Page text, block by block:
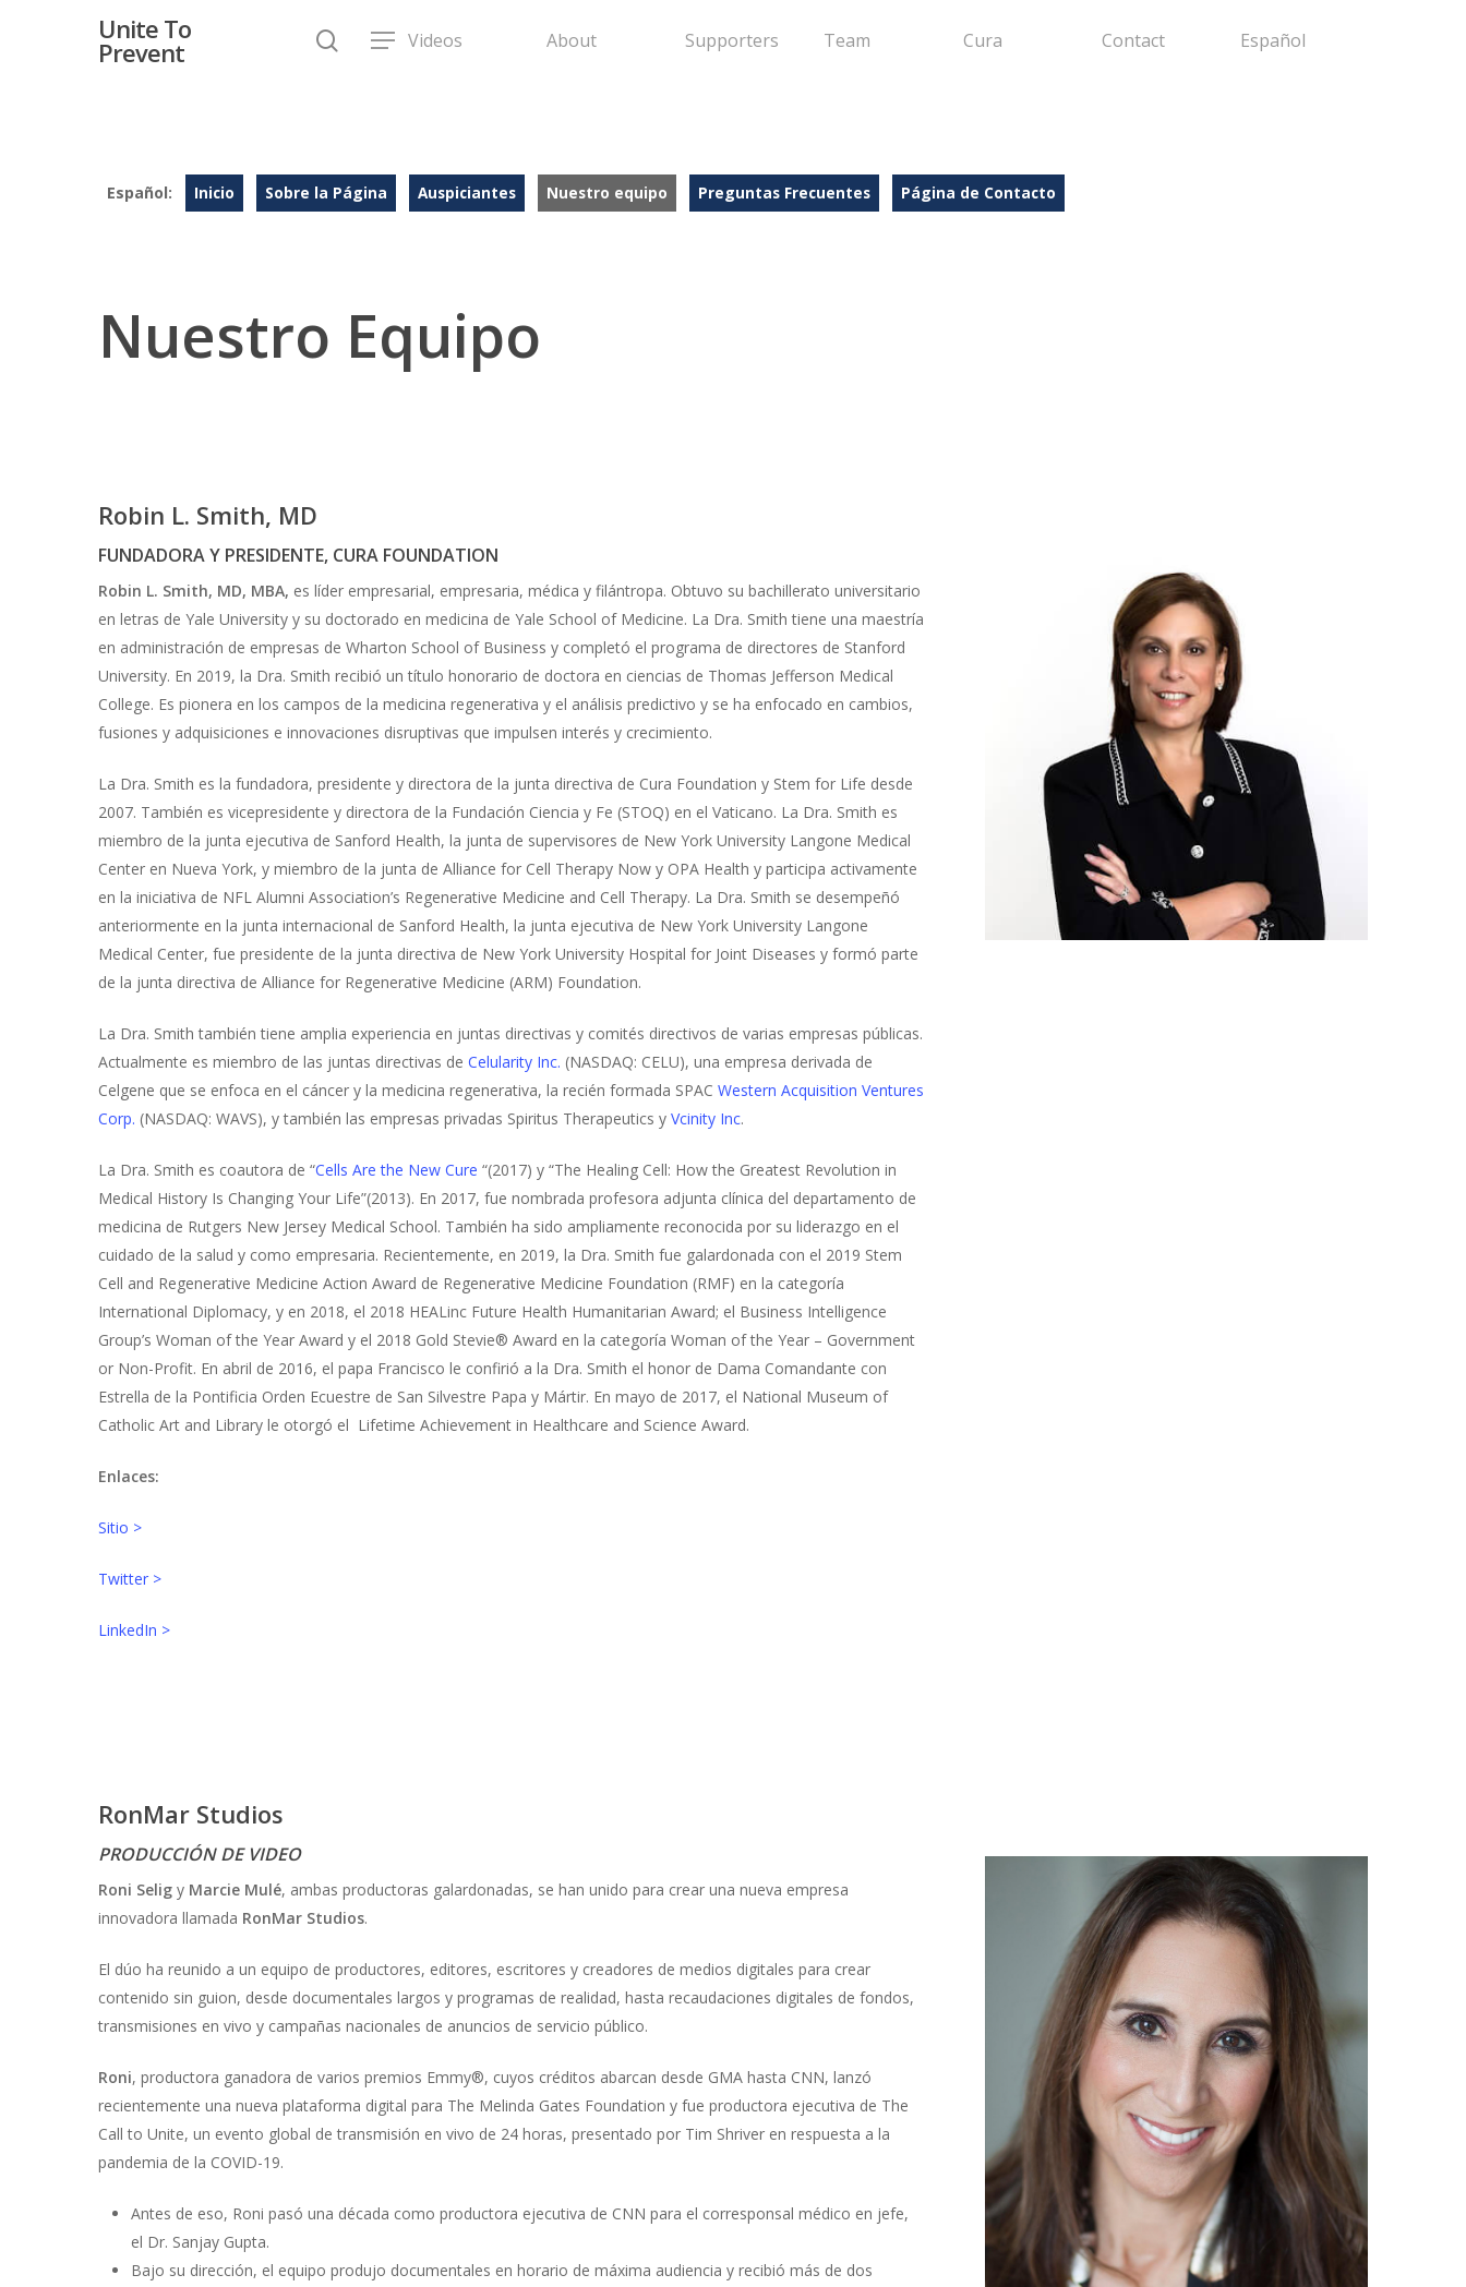
Hit enter to search or ESC to close
Unite To
Prevent Videos About Supporters Team Cura Contact Español
Español: Inicio Sobre la Página Auspiciantes Nuestro equipo Preguntas Frecuentes Página de Contacto
Nuestro Equipo
Robin L. Smith, MD
FUNDADORA Y PRESIDENTE, CURA FOUNDATION
Robin L. Smith, MD, MBA, es líder empresarial, empresaria, médica y filántropa. Obtuvo su bachillerato universitario
en letras de Yale University y su doctorado en medicina de Yale School of Medicine. La Dra. Smith tiene una maestría
en administración de empresas de Wharton School of Business y completó el programa de directores de Stanford
University. En 2019, la Dra. Smith recibió un título honorario de doctora en ciencias de Thomas Jefferson Medical
College. Es pionera en los campos de la medicina regenerativa y el análisis predictivo y se ha enfocado en cambios,
fusiones y adquisiciones e innovaciones disruptivas que impulsen interés y crecimiento.
La Dra. Smith es la fundadora, presidente y directora de la junta directiva de Cura Foundation y Stem for Life desde
2007. También es vicepresidente y directora de la Fundación Ciencia y Fe (STOQ) en el Vaticano. La Dra. Smith es
miembro de la junta ejecutiva de Sanford Health, la junta de supervisores de New York University Langone Medical
Center en Nueva York, y miembro de la junta de Alliance for Cell Therapy Now y OPA Health y participa activamente
en la iniciativa de NFL Alumni Association’s Regenerative Medicine and Cell Therapy. La Dra. Smith se desempeñó
anteriormente en la junta internacional de Sanford Health, la junta ejecutiva de New York University Langone
Medical Center, fue presidente de la junta directiva de New York University Hospital for Joint Diseases y formó parte
de la junta directiva de Alliance for Regenerative Medicine (ARM) Foundation.
La Dra. Smith también tiene amplia experiencia en juntas directivas y comités directivos de varias empresas públicas.
Actualmente es miembro de las juntas directivas de Celularity Inc. (NASDAQ: CELU), una empresa derivada de
Celgene que se enfoca en el cáncer y la medicina regenerativa, la recién formada SPAC Western Acquisition Ventures
Corp. (NASDAQ: WAVS), y también las empresas privadas Spiritus Therapeutics y Vcinity Inc.
La Dra. Smith es coautora de “Cells Are the New Cure “(2017) y “The Healing Cell: How the Greatest Revolution in
Medical History Is Changing Your Life”(2013). En 2017, fue nombrada profesora adjunta clínica del departamento de
medicina de Rutgers New Jersey Medical School. También ha sido ampliamente reconocida por su liderazgo en el
cuidado de la salud y como empresaria. Recientemente, en 2019, la Dra. Smith fue galardonada con el 2019 Stem
Cell and Regenerative Medicine Action Award de Regenerative Medicine Foundation (RMF) en la categoría
International Diplomacy, y en 2018, el 2018 HEALinc Future Health Humanitarian Award; el Business Intelligence
Group’s Woman of the Year Award y el 2018 Gold Stevie® Award en la categoría Woman of the Year – Government
or Non-Profit. En abril de 2016, el papa Francisco le confirió a la Dra. Smith el honor de Dama Comandante con
Estrella de la Pontificia Orden Ecuestre de San Silvestre Papa y Mártir. En mayo de 2017, el National Museum of
Catholic Art and Library le otorgó el Lifetime Achievement in Healthcare and Science Award.
Enlaces:
Sitio >
Twitter >
LinkedIn >
RonMar Studios
PRODUCCIÓN DE VIDEO
Roni Selig y Marcie Mulé, ambas productoras galardonadas, se han unido para crear una nueva empresa
innovadora llamada RonMar Studios.
El dúo ha reunido a un equipo de productores, editores, escritores y creadores de medios digitales para crear
contenido sin guion, desde documentales largos y programas de realidad, hasta recaudaciones digitales de fondos,
transmisiones en vivo y campañas nacionales de anuncios de servicio público.
Roni, productora ganadora de varios premios Emmy®, cuyos créditos abarcan desde GMA hasta CNN, lanzó
recientemente una nueva plataforma digital para The Melinda Gates Foundation y fue productora ejecutiva de The
Call to Unite, un evento global de transmisión en vivo de 24 horas, presentado por Tim Shriver en respuesta a la
pandemia de la COVID-19.
Antes de eso, Roni pasó una década como productora ejecutiva de CNN para el corresponsal médico en jefe,
el Dr. Sanjay Gupta.
Bajo su dirección, el equipo produjo documentales en horario de máxima audiencia y recibió más de dos